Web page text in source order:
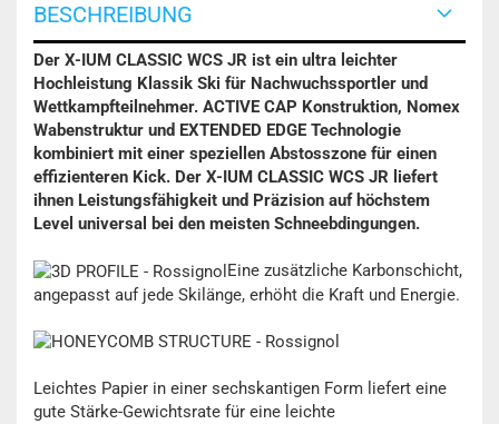
BESCHREIBUNG
Der X-IUM CLASSIC WCS JR ist ein ultra leichter
Hochleistung Klassik Ski für Nachwuchssportler und
Wettkampfteilnehmer. ACTIVE CAP Konstruktion, Nomex
Wabenstruktur und EXTENDED EDGE Technologie
kombiniert mit einer speziellen Abstosszone für einen
effizienteren Kick. Der X-IUM CLASSIC WCS JR liefert
ihnen Leistungsfähigkeit und Präzision auf höchstem
Level universal bei den meisten Schneebdingungen.
Eine zusätzliche Karbonschicht,
angepasst auf jede Skilänge, erhöht die Kraft und Energie.
Leichtes Papier in einer sechskantigen Form liefert eine
gute Stärke-Gewichtsrate für eine leichte